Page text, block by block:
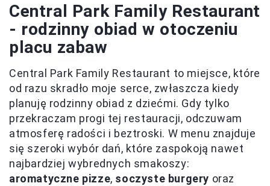
Central Park Family Restaurant
- rodzinny obiad w otoczeniu
placu zabaw
Central Park Family Restaurant to miejsce, które
od razu skradło moje serce, zwłaszcza kiedy
planuję rodzinny obiad z dziećmi. Gdy tylko
przekraczam progi tej restauracji, odczuwam
atmosferę radości i beztroski. W menu znajduje
się szeroki wybór dań, które zaspokoją nawet
najbardziej wybrednych smakoszy:
aromatyczne pizze, soczyste burgery oraz